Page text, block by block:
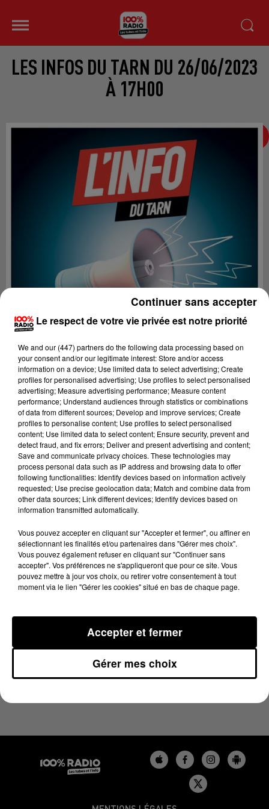
LES INFOS DU TARN DU 26/06/2023
À 17H00
Lecture (4 min)
100%
26 juin 2023 - 4 min
LES INFOS DU TARN DU 26/06/2023 À 17H00
Le respect de votre vie privée est notre priorité
We and our (447) partnersdo the following data processing based on
your consent and/or our legitimate interest: Store and/or access
information on a device; Use limited data to select advertising; Create
profiles for personalised advertising; Use profiles to select personalised
advertising; Measure advertising performance; Measure content
performance; Understand audiences through statistics or combinations
of data from different sources; Develop and improve services; Create
profiles to personalise content; Use profiles to select personalised
content; Use limited data to select content; Ensure security, prevent and
detect fraud, and fix errors; Deliver and present advertising and content;
Save and communicate privacy choices. These technologies may
process personal data such as IP address and browsing data to offer
following functionalities: Identify devices based on information actively
requested; Use precise geolocation data; Match and combine data from
other data sources; Link different devices; Identify devices based on
information transmitted automatically.
Vous pouvez accepter en cliquant sur "Accepter et fermer", ou affiner en
sélectionnant les finalités et/ou partenaires dans "Gérer mes choix".
Vous pouvez également refuser en cliquant sur "Continuer sans
accepter". Vos préférences ne s'appliqueront que pour ce site. Vous
pouvez mettre à jour vos choix, ou retirer votre consentement à tout
moment via le lien "Gérer les cookies" situé en bas de chaque page.
Gérer mes choix
Accepter et fermer
Continuer sans accepter